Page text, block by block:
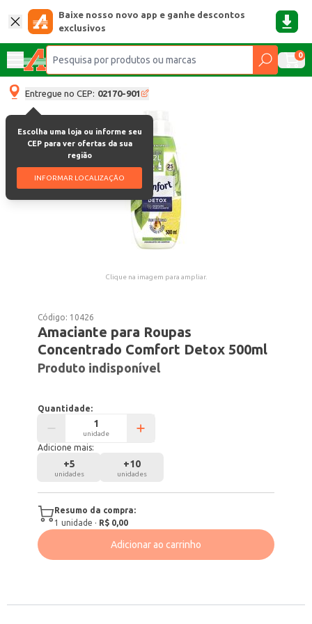
Baixe nosso novo app e ganhe descontos
exclusivos
0
Entregue no CEP: 02170-901
Escolha uma loja ou informe seu
CEP para ver ofertas da sua
região
INFORMAR LOCALIZAÇÃO
Clique na imagem para ampliar.
Código: 10426
Amaciante para Roupas
Concentrado Comfort Detox 500ml
Produto indisponível
Quantidade:
unidade
Adicione mais:
+5
unidades
+10
unidades
Resumo da compra:
1 unidade · R$ 0,00
Adicionar ao carrinho